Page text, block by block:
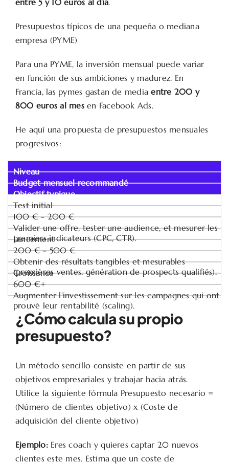
entre 5 y 10 euros al día.
Presupuestos típicos de una pequeña o mediana
empresa (PYME)
Para una PYME, la inversión mensual puede variar
en función de sus ambiciones y madurez. En
Francia, las pymes gastan de mediaentre 200 y
800 euros al mesen Facebook Ads.
He aquí una propuesta de presupuestos mensuales
progresivos:
Niveau
Budget mensuel recommandé
Objectif typique
Test initial
100 € - 200 €
Valider une offre, tester une audience, et mesurer les
premiers indicateurs (CPC, CTR).
Lancement
200 € - 500 €
Obtenir des résultats tangibles et mesurables
(premières ventes, génération de prospects qualifiés).
Croissance
600 €+
Augmenter l'investissement sur les campagnes qui ont
prouvé leur rentabilité (scaling).
¿Cómo calcula su propio
presupuesto?
Un método sencillo consiste en partir de sus
objetivos empresariales y trabajar hacia atrás.
Utilice la siguiente fórmula Presupuesto necesario =
(Número de clientes objetivo) x (Coste de
adquisición del cliente objetivo)
Ejemplo:Eres coach y quieres captar 20 nuevos
clientes este mes. Estima que un coste de